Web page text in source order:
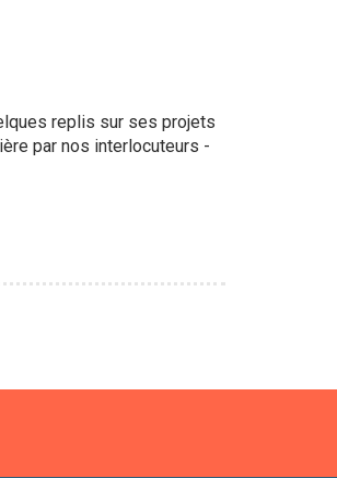
replis sur ses projets
par nos interlocuteurs -